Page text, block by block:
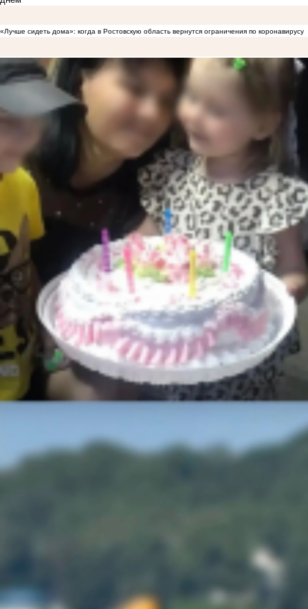
«Лучше сидеть дома»: когда в Ростовскую область вернутся ограничения по коронавирусу